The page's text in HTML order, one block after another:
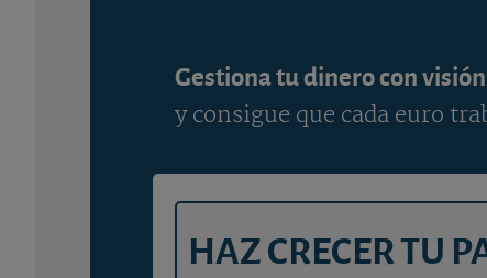
Gestiona tu dinero con
y consigue que cada euro
HAZ CRECER TU